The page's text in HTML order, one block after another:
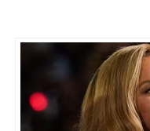
ESPORTES
ENTRETENIMENTO